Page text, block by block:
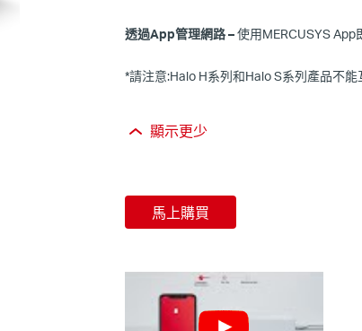
透過App管理網路 –使用MERCUSYS
*請注意:Halo H系列和Halo S系列產品不
顯示更少
馬上購買